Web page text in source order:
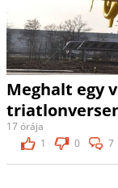
Meghalt egy
17 órája
1
0 7